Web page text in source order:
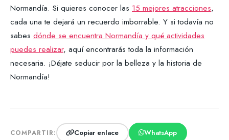
Normandía. Si quieres conocer las 15 mejores atracciones,
cada una te dejará un recuerdo imborrable. Y si todavía no
sabes dónde se encuentra Normandía y qué actividades
puedes realizar, aquí encontrarás toda la información
necesaria. ¡Déjate seducir por la belleza y la historia de
Normandía!
COMPARTIR: Copiar enlace WhatsApp